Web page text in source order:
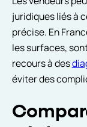
juridiques liés à
précise. En
les surfaces,
recours à des
éviter des